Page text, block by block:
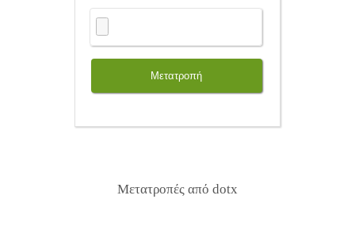
Μετατροπή
Μετατροπές από dotx